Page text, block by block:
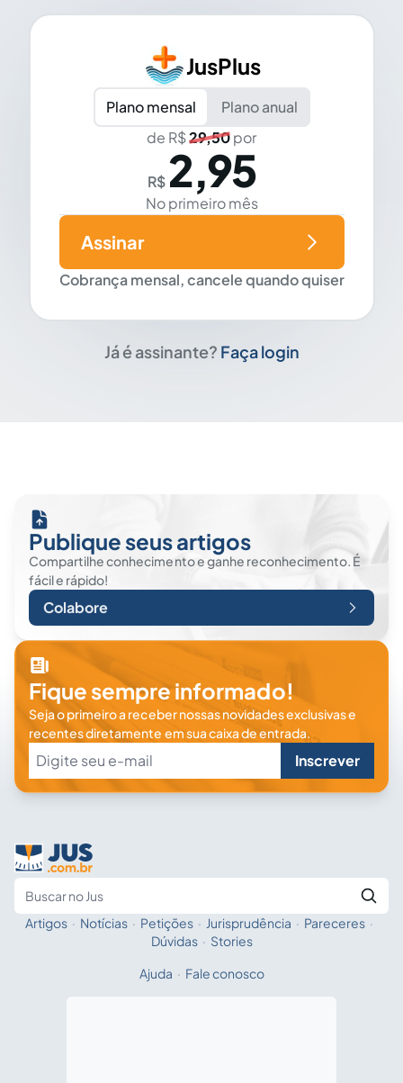
JusPlus
Plano mensal
Plano anual
de R$29,50por
R$ 2,95
No primeiro mês
Cobrança mensal, cancele quando quiser
Assinar
Já é assinante? Faça login
Publique seus artigos
Compartilhe conhecimento e ganhe reconhecimento. É
fácil e rápido!
Colabore
Fique sempre informado!
Seja o primeiro a receber nossas novidades exclusivas e
recentes diretamente em sua caixa de entrada.
Inscrever
Fale com a IA
Artigos · Notícias · Petições · Jurisprudência · Pareceres ·
Dúvidas · Stories
Ajuda · Fale conosco